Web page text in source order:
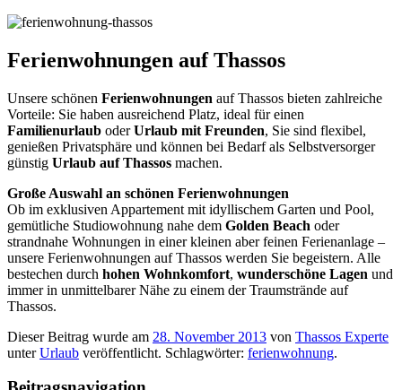
Ferienwohnungen auf Thassos
Unsere schönen Ferienwohnungen auf Thassos bieten zahlreiche
Vorteile: Sie haben ausreichend Platz, ideal für einen
Familienurlaub oderUrlaub mit Freunden, Sie sind flexibel,
genießen Privatsphäre und können bei Bedarf als Selbstversorger
günstig Urlaub auf Thassos machen.
Große Auswahl an schönen Ferienwohnungen
Ob im exklusiven Appartement mit idyllischem Garten und Pool,
gemütliche Studiowohnung nahe dem Golden Beach oder
strandnahe Wohnungen in einer kleinen aber feinen Ferienanlage –
unsere Ferienwohnungen auf Thassos werden Sie begeistern. Alle
bestechen durch hohen Wohnkomfort, wunderschöne Lagen und
immer in unmittelbarer Nähe zu einem der Traumstrände auf
Thassos.
Dieser Beitrag wurde am 28. November 2013 von Thassos Experte
unterUrlaub veröffentlicht. Schlagwörter: ferienwohnung.